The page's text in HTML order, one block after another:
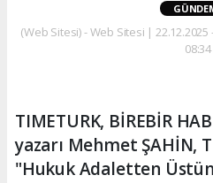
(Web Sitesi) - Web Sitesi | 22.12.2025
08:34
TIMETURK, BİREBİR
yazarı Mehmet ŞAHİN,
"Hukuk Adaletten